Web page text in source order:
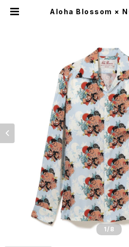
Aloha Blossom × NONBEE! ハ
1/8